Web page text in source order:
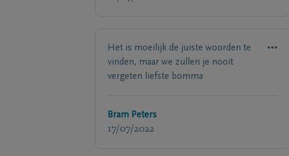
Het is moeilijk de juiste woorden te
vinden, maar we zullen je nooit
vergeten liefste bomma
Bram Peters
17/07/2022